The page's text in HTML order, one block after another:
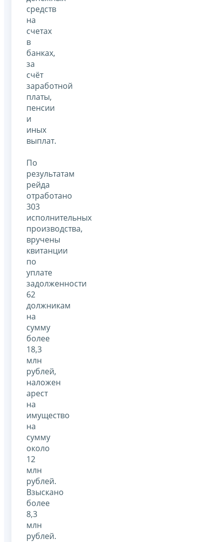
средств
на
счетах
в
банках,
за
счёт
заработной
платы,
пенсии
и
иных
выплат.
По
результатам
рейда
отработано
303
исполнительных
производства,
вручены
квитанции
по
уплате
задолженности
62
должникам
на
сумму
более
18,3
млн
рублей,
наложен
арест
на
имущество
на
сумму
около
12
млн
рублей.
Взыскано
более
8,3
млн
рублей.